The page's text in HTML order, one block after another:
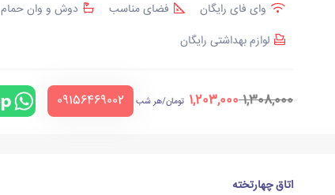
وای فای رایگان فضای مناسب
دوش و وان حمام
لوازم بهداشتی رایگان
1,308,000
1,203,000 تومان/هر شب ‪09156469002‬
اتاق چهارتخته